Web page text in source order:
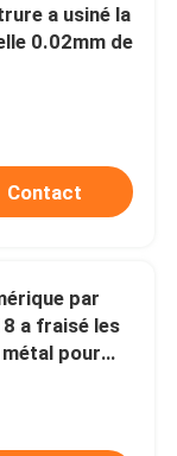
a usiné la
0.02mm de
Contact
par
a fraisé les
pour